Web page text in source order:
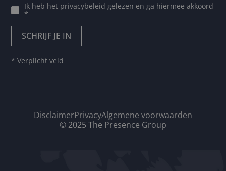
Ik heb het privacybeleid gelezen en ga hiermee akkoord
*
* Verplicht veld
DisclaimerPrivacyAlgemene voorwaarden
© 2025 The Presence Group